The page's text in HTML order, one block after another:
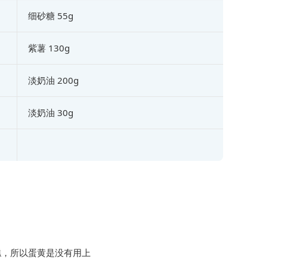
细砂糖 55g
紫薯 130g
淡奶油 200g
淡奶油 30g
所以蛋黄是没有用上